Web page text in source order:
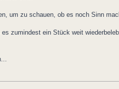
um zu schauen, ob es noch Sinn
zumindest ein Stück weit